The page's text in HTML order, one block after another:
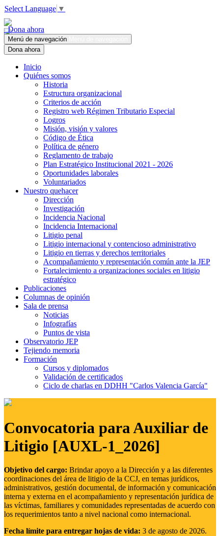
Select Language ▼
Dona ahora
Menú de navegación
Dona ahora
Inicio
Quiénes somos
Historia
Estructura organizacional
Criterios de acción
Registro web Régimen Tributario Especial
Logros
Misión, visión y valores
Código de Ética
Política de género
Reglamento de trabajo
Plan Estratégico Institucional 2021 - 2026
Oportunidades laborales
Voluntariados
Nuestro quehacer
Dirección
Investigación
Incidencia Nacional
Incidencia Internacional
Litigio penal
Litigio internacional y contencioso administrativo
Litigio en tierras y derechos territoriales
Acompañamiento y representación común ante la JEP
Fortalecimiento a organizaciones sociales en litigio
estratégico
Publicaciones
Columnas de opinión
Sala de prensa
Noticias
Infografías
Puntos de vista
Observatorio JEP
Tejiendo memoria
Formación
Cursos y diplomados
Validación de certificados
Ciclo de charlas en DDHH "Carlos Valencia García"
Convocatoria para Auxiliar de
Litigio [AUXL-1_2026]
Objetivo del cargo: Brindar apoyo a la Dirección y a las diferentes
coordinaciones del área de litigio de la CCJ, en temas jurídicos,
administrativos, gestión documental, de información y comunicación
interna y externa en el acompañamiento y representación jurídica de
las víctimas, familiares y comunidades representadas de acuerdo con
los requerimientos tanto a nivel nacional como internacional.
Fecha límite para entregar hojas de vida: 3 de agosto de 2026.